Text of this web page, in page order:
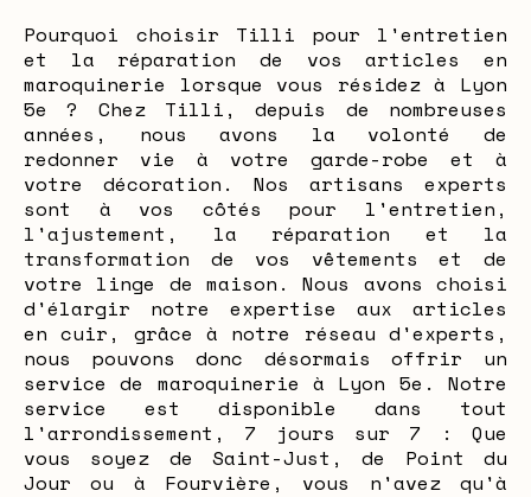
Pourquoi choisir Tilli pour l'entretien
et la réparation de vos articles en
maroquinerie lorsque vous résidez à Lyon
5e ? Chez Tilli, depuis de nombreuses
années, nous avons la volonté de
redonner vie à votre garde-robe et à
votre décoration. Nos artisans experts
sont à vos côtés pour l'entretien,
l'ajustement, la réparation et la
transformation de vos vêtements et de
votre linge de maison. Nous avons choisi
d'élargir notre expertise aux articles
en cuir, grâce à notre réseau d'experts,
nous pouvons donc désormais offrir un
service de maroquinerie à Lyon 5e. Notre
service est disponible dans tout
l'arrondissement, 7 jours sur 7 : Que
vous soyez de Saint-Just, de Point du
Jour ou à Fourvière, vous n'avez qu'à